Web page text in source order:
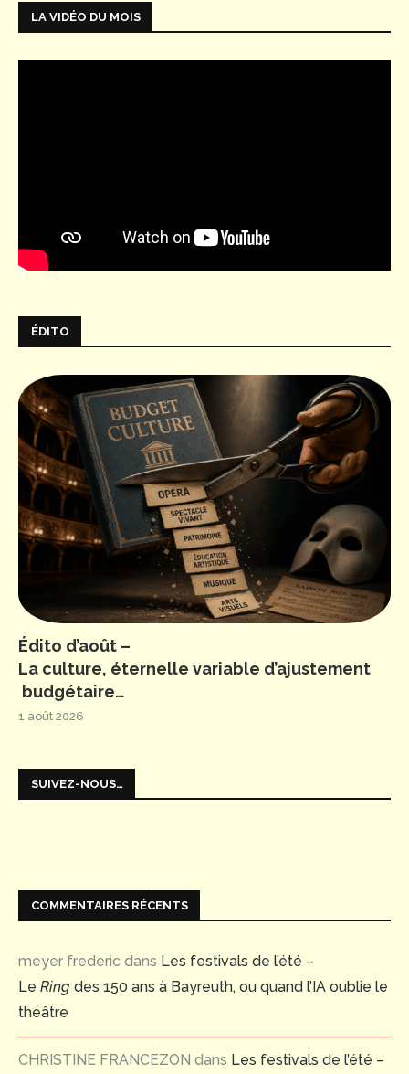
LA VIDÉO DU MOIS
ÉDITO
Édito d’août –
La culture, éternelle variable d’ajustement
budgétaire…
1 août 2026
SUIVEZ-NOUS…
COMMENTAIRES RÉCENTS
meyer frederic dans Les festivals de l’été –
Le Ring des 150 ans à Bayreuth, ou quand l’IA oublie le
théâtre
CHRISTINE FRANCEZON dans Les festivals de l’été –